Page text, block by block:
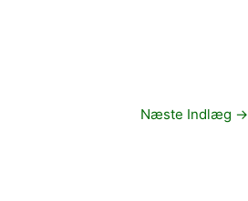
Næste Indlæg →